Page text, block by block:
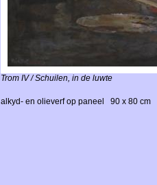
Trom IV / Schuilen, in de luwte
alkyd- en olieverf op paneel 90 x 80 cm